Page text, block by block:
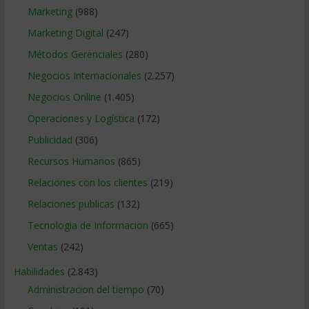
Marketing(988)
Marketing Digital (247)
Métodos Gerenciales (280)
Negocios Internacionales (2.257)
Negocios Online (1.405)
Operaciones y Logística (172)
Publicidad (306)
Recursos Humanos (865)
Relaciones con los clientes (219)
Relaciones publicas (132)
Tecnologia de Informacion (665)
Ventas (242)
Habilidades (2.843)
Administracion del tiempo (70)